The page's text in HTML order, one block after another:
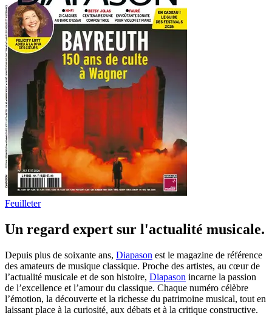
Feuilleter
Un regard expert sur l'actualité musicale.
Depuis plus de soixante ans, Diapason est le magazine de référence
des amateurs de musique classique. Proche des artistes, au cœur de
l’actualité musicale et de son histoire, Diapason incarne la passion
de l’excellence et l’amour du classique. Chaque numéro célèbre
l’émotion, la découverte et la richesse du patrimoine musical, tout en
laissant place à la curiosité, aux débats et à la critique constructive.